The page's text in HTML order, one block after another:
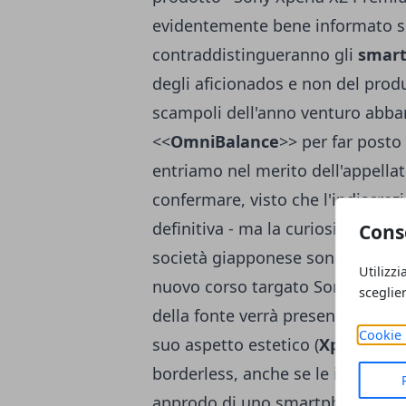
Cookie
evidentemente bene informato
contraddistingueranno gli
degli aficionados e non del
scampoli dell'anno venturo
<<OmniBalance>> per far
entriamo nel merito
confermare, visto che
definitiva - ma la curiosità di
società giapponese sono
nuovo corso targato Sony sarà il
della fonte verrà presentato il
suo aspetto estetico (Xperia
borderless, anche se le